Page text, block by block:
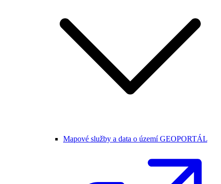
Mapové služby a data o území GEOPORTÁL